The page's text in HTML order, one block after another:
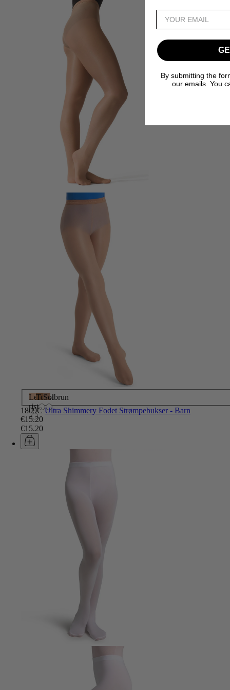
Let
ristet
ToastSolbrun
1809C Ultra Shimmery Fodet Strømpebukser - Barn
€15.20
€15.20
By submitting the
our emails. You